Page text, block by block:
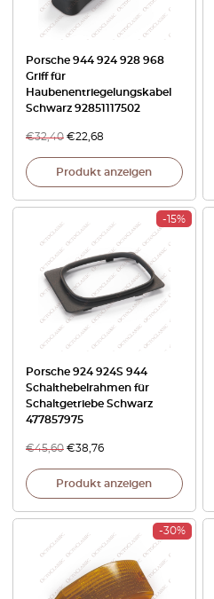
Porsche 944 924 928 968
Griff für
Haubenentriegelungskabel
Schwarz 92851117502
€32,40 €22,68
Produkt anzeigen
-15%
Porsche 924 924S 944
Schalthebelrahmen für
Schaltgetriebe Schwarz
477857975
€45,60 €38,76
Produkt anzeigen
-30%